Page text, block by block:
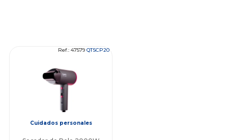
Ref.: 47579 QTSCP20
Cuidados personales